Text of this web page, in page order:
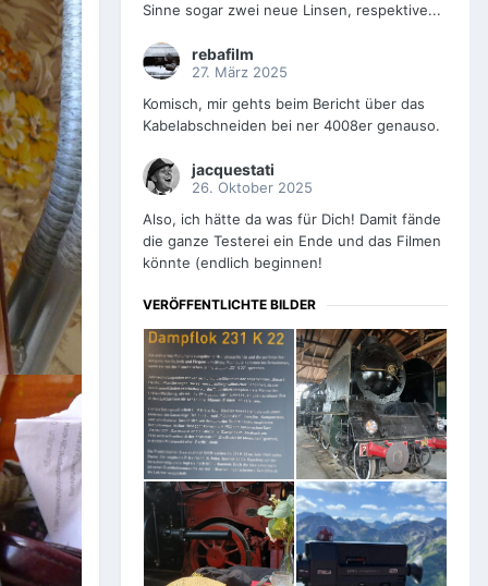
Sinne sogar zwei neue Linsen, respektive...
rebafilm
27. März 2025
Komisch, mir gehts beim Bericht über das
Kabelabschneiden bei ner 4008er genauso.
jacquestati
26. Oktober 2025
Also, ich hätte da was für Dich! Damit fände
die ganze Testerei ein Ende und das Filmen
könnte (endlich beginnen!
VERÖFFENTLICHTE BILDER